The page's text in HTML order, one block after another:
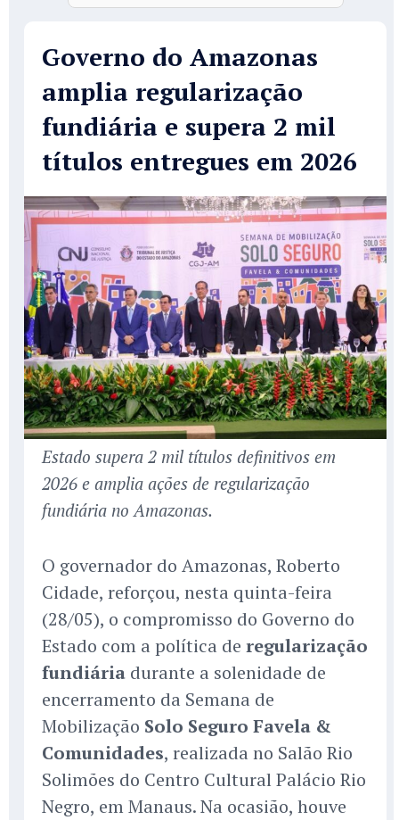
Governo do Amazonas
amplia regularização
fundiária e supera 2 mil
títulos entregues em 2026
Estado supera 2 mil títulos definitivos em
2026 e amplia ações de regularização
fundiária no Amazonas.
O governador do Amazonas, Roberto
Cidade, reforçou, nesta quinta-feira
(28/05), o compromisso do Governo do
Estado com a política de regularização
fundiária durante a solenidade de
encerramento da Semana de
Mobilização Solo Seguro Favela &
Comunidades, realizada no Salão Rio
Solimões do Centro Cultural Palácio Rio
Negro, em Manaus. Na ocasião, houve